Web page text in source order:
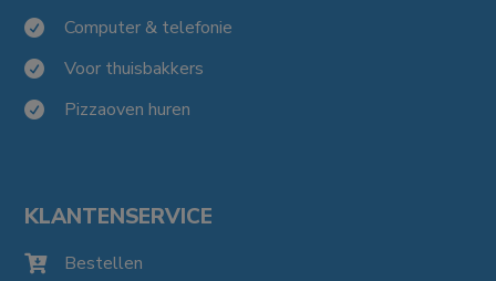
 Computer & telefonie
 Voor thuisbakkers
 Pizzaoven huren
KLANTENSERVICE
 Bestellen